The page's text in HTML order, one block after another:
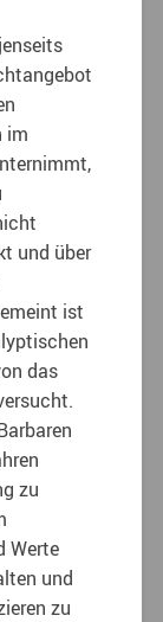
im
und über
ist
das
zu
Werte
und
zu